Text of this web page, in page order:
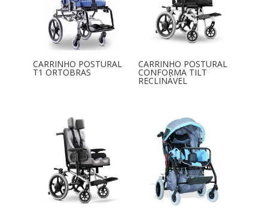
CARRINHO POSTURAL
T1 ORTOBRAS
CARRINHO POSTURAL
CONFORMA TILT
RECLINÁVEL